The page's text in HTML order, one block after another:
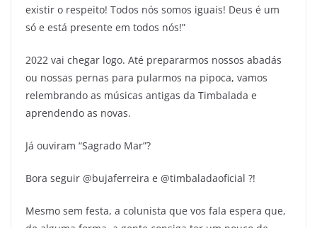
existir o respeito! Todos nós somos iguais! Deus é um
só e está presente em todos nós!”
2022 vai chegar logo. Até prepararmos nossos abadás
ou nossas pernas para pularmos na pipoca, vamos
relembrando as músicas antigas da Timbalada e
aprendendo as novas.
Já ouviram “Sagrado Mar”?
Bora seguir @bujaferreira e @timbaladaoficial ?!
Mesmo sem festa, a colunista que vos fala espera que,